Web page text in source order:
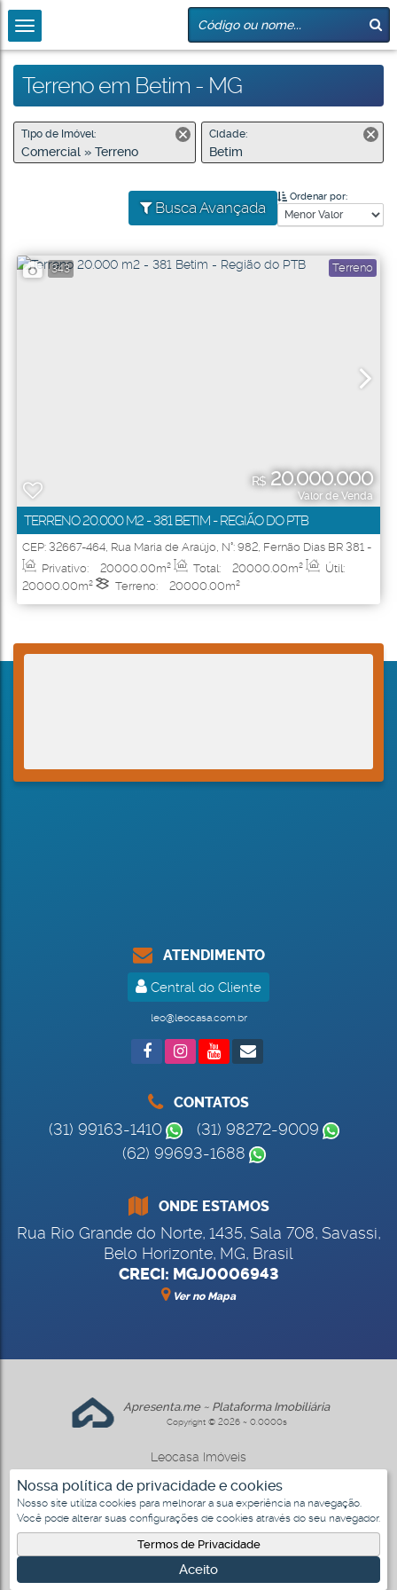
Nossa política de privacidade e cookies
Nosso site utiliza cookies para melhorar a sua experiência na navegação.
Você pode alterar suas configurações de cookies através do seu navegador.
Termos de Privacidade
Aceito
Terreno em Betim - MG
Tipo de Imóvel:
Comercial » Terreno
Cidade:
Betim
Busca Avançada
Ordenar por:
343 Terreno
R$20.000.000
Valor de Venda
TERRENO 20.000 M2 - 381 BETIM - REGIÃO DO PTB
CEP: 32667-464, Rua Maria de Araújo, N°: 982, Fernão Dias BR 381 -
KM 490 + 250M, ,Betim Minas Gerais Brasil
Privativo: 20000.00m² Total: 20000.00m²
Útil:
20000.00m² Terreno: 20000.00m²
ATENDIMENTO
Central do Cliente
leo@leocasa.com.br
CONTATOS
(31) 99163-1410
(31) 98272-9009
(62) 99693-1688
ONDE ESTAMOS
Rua Rio Grande do Norte, 1435, Sala 708, Savassi,
Belo Horizonte, MG, Brasil
CRECI: MGJ0006943
Ver no Mapa
Apresenta.me ~ Plataforma Imobiliária
Copyright © 2026 ~ 0.0000s
Leocasa Imóveis